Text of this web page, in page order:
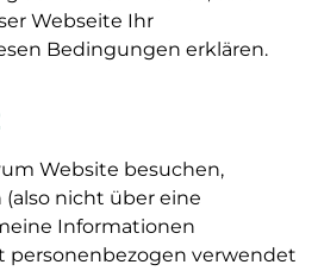
Webseite Ihr
Bedingungen erklären.
Website besuchen,
nicht über eine
Informationen
personenbezogen verwendet